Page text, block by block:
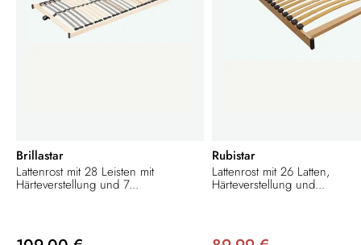
Brillastar
Lattenrost mit 28 Leisten mit
Härteverstellung und 7...
Rubistar
Lattenrost mit 26 Latten,
Härteverstellung und...